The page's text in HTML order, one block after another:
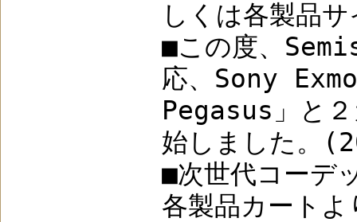
しくは各製品
■この度、
応、Sony
Pegasus」と２
始しました。
■次世代コーデ
各製品カート